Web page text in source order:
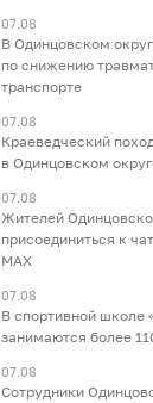
07.08
В Одинцовском
по снижению
транспорте
07.08
Краеведческий
в Одинцовском
07.08
Жителей
присоединиться к
МАХ
07.08
В спортивной школе
занимаются более
07.08
Сотрудники